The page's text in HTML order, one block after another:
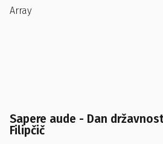
Array
Sapere aude - Dan
Filipčič